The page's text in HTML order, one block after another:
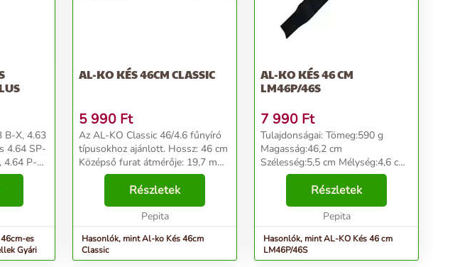
B-X, 4.63
P-S,
Highline/Highline
...
es
Gyári
AL-KO KÉS 46CM CLASSIC
5 990 Ft
Az AL-KO Classic 46/4.6 fűnyíró
típusokhoz ajánlott. Hossz: 46 cm
Középső furat átmérője: 19,7 mm
Szélső furatok átmérője: 8,7 mm
Szélső furatok távolsága: 65 mm
Szélesség: 5 cm Súly: 1,2 kg
Részletek
Pepita
Hasonlók, mint Al-ko Kés 46cm
Classic
AL-KO KÉS 46 CM
LM46P/46S
7 990 Ft
Tulajdonságai: Tömeg:590 g
Magasság:46,2 cm
Szélesség:5,5 cm Mélység:4,6 cm
Hossz:46 cm Greenzone LM46P
és LM46S modellekhez ...
Részletek
Pepita
Hasonlók, mint AL-KO Kés 46 cm
LM46P/46S